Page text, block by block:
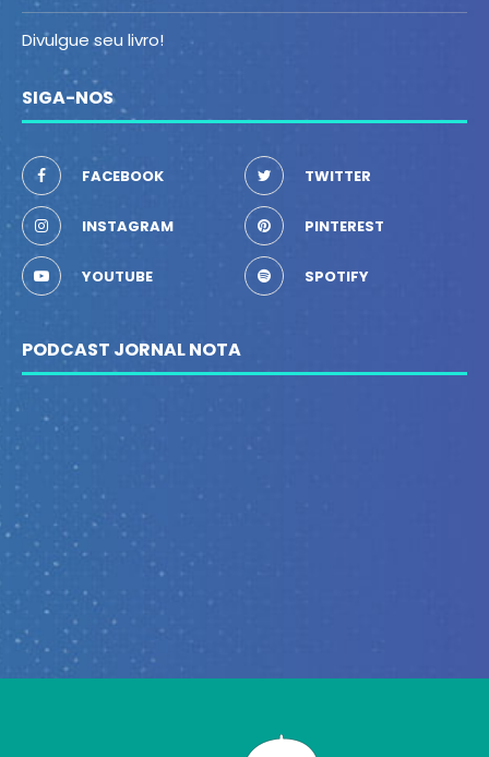
Divulgue seu livro!
SIGA-NOS
FACEBOOK TWITTER
INSTAGRAM PINTEREST
YOUTUBE SPOTIFY
PODCAST JORNAL NOTA